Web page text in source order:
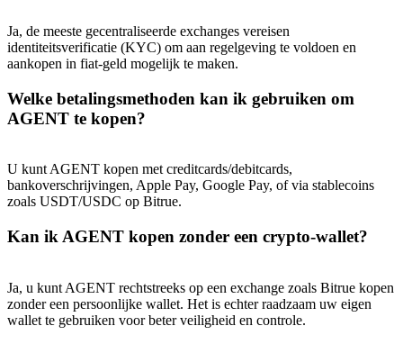
Ja, de meeste gecentraliseerde exchanges vereisen
identiteitsverificatie (KYC) om aan regelgeving te voldoen en
aankopen in fiat-geld mogelijk te maken.
Welke betalingsmethoden kan ik gebruiken om
AGENT te kopen?
U kunt AGENT kopen met creditcards/debitcards,
bankoverschrijvingen, Apple Pay, Google Pay, of via stablecoins
zoals USDT/USDC op Bitrue.
Kan ik AGENT kopen zonder een crypto-wallet?
Ja, u kunt AGENT rechtstreeks op een exchange zoals Bitrue kopen
zonder een persoonlijke wallet. Het is echter raadzaam uw eigen
wallet te gebruiken voor beter veiligheid en controle.